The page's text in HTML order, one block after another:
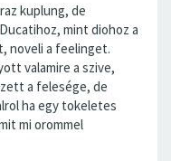
kuplung, de
mint diohoz a
noveli a feelinget.
valamire a szive,
a felesége, de
ha egy tokeletes
mi orommel